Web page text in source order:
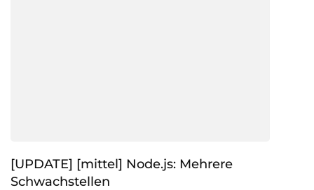
[UPDATE] [mittel] Node.js: Mehrere
Schwachstellen